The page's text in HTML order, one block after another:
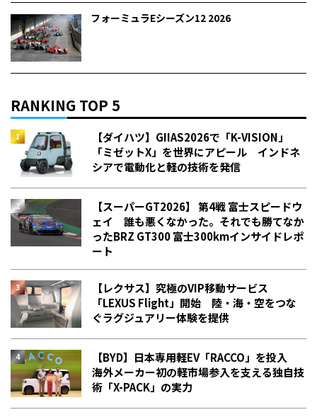
フォーミュラEシーズン12 2026
RANKING TOP 5
【ダイハツ】GIIAS2026で「K-VISION」
「ミゼットX」を世界にアピール インドネ
シアで電動化と軽の技術を発信
【スーパーGT2026】 第4戦 富士スピードウ
ェイ 誰も悪くなかった。それでも勝てなか
った――BRZ GT300 富士300kmインサイドレポ
ート
【レクサス】究極のVIP移動サービス
「LEXUS Flight」開始 陸・海・空をつな
ぐラグジュアリー体験を提供
【BYD】日本専用軽EV「RACCO」を投入
海外メーカー初の軽市場参入を支える独自技
術「X-PACK」の実力